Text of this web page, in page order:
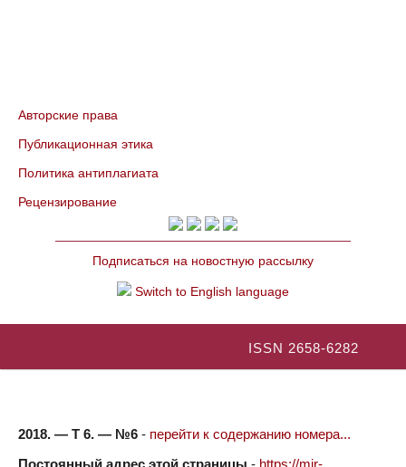
Авторские права
Публикационная этика
Политика антиплагиата
Рецензирование
Подписаться на новостную рассылку
Switch to English language
ISSN 2658-6282
2018. — Т 6. — №6 - перейти к содержанию номера...
Постоянный адрес этой страницы - https://mir-